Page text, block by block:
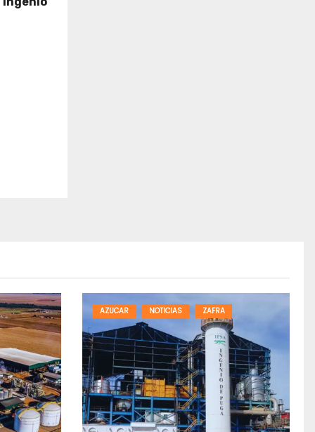
AZUCAR NOTICIAS ZAFRA